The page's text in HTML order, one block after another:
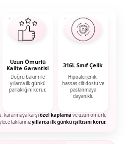
Uzun Ömürlü
Kalite Garantisi
Doğru bakım ile
yıllarca ilk günkü
parlaklığını korur.
316L Sınıf Çelik
Hipoalerjenik,
hassas cilt dostu ve
paslanmaya
dayanıklı.
kararmaya karşıözel kaplama ve uzun ömürlü
takılarınızyıllarca ilk günkü ışıltısını korur.